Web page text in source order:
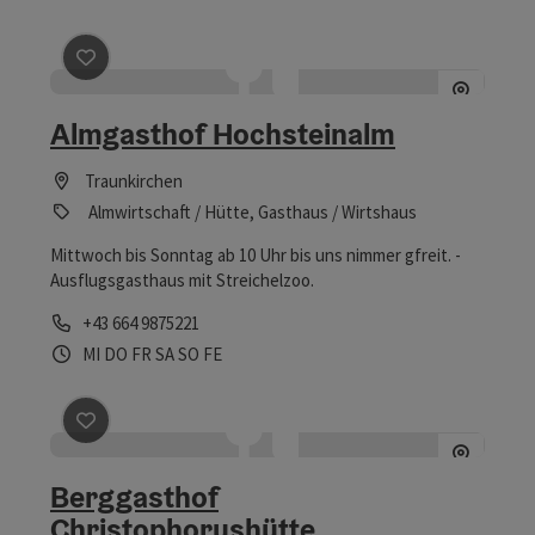
Beitrag merken
Almgasthof Hochsteinalm
Traunkirchen
Almwirtschaft / Hütte, Gasthaus / Wirtshaus
Mittwoch bis Sonntag ab 10 Uhr bis uns nimmer gfreit. -
Ausflugsgasthaus mit Streichelzoo.
Telefon
+43 664 9875221
Öffnungszeiten
MI Mittwoch geöffnet
DO Donnerstag geöffnet
FR Freitag geöffnet
SASamstag geöffnet
SO Sonntag geöffnet
FEFeiertag geöffnet
Beitrag merken : Berggasthof Christophorushütte
Berggasthof